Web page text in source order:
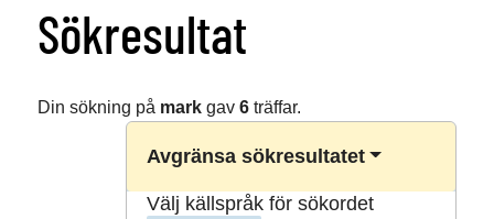
Sökresultat
Din sökning på markgav 6träffar.
Avgränsa sökresultatet
Välj källspråk för sökordet